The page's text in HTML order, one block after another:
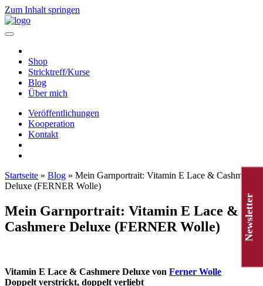
Zum Inhalt springen
Hauptnavigation
Shop
Stricktreff/Kurse
Blog
Über mich
Veröffentlichungen
Kooperation
Kontakt
Startseite » Blog » Mein Garnportrait: Vitamin E Lace & Cashmere
Deluxe (FERNER Wolle)
Mein Garnportrait: Vitamin E Lace &
Cashmere Deluxe (FERNER Wolle)
Vitamin E Lace & Cashmere Deluxe von Ferner Wolle
Doppelt verstrickt, doppelt verliebt
Newsletter